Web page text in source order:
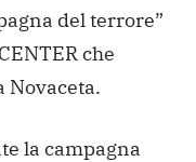
del terrore”
che
Novaceta.
la campagna